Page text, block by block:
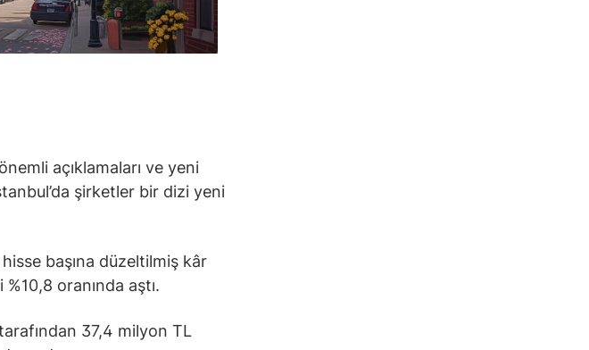
açıklamaları ve yeni
şirketler bir dizi yeni
başına düzeltilmiş kâr
oranında aştı.
37,4 milyon TL